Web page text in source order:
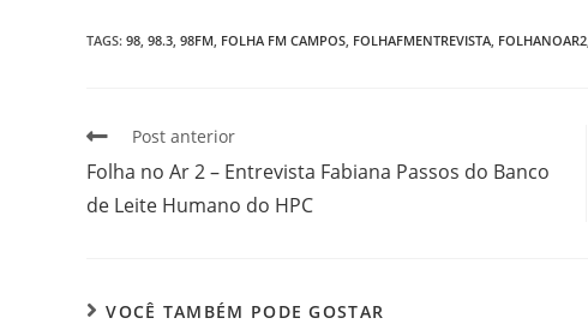
TAGS: 98 98.3 98FM FOLHA FM CAMPOS FOLHAFMENTREVISTA FOLHANOAR2
Post anterior
Folha no Ar 2 – Entrevista Fabiana Passos do Banco
de Leite Humano do HPC
VOCÊ TAMBÉM PODE GOSTAR